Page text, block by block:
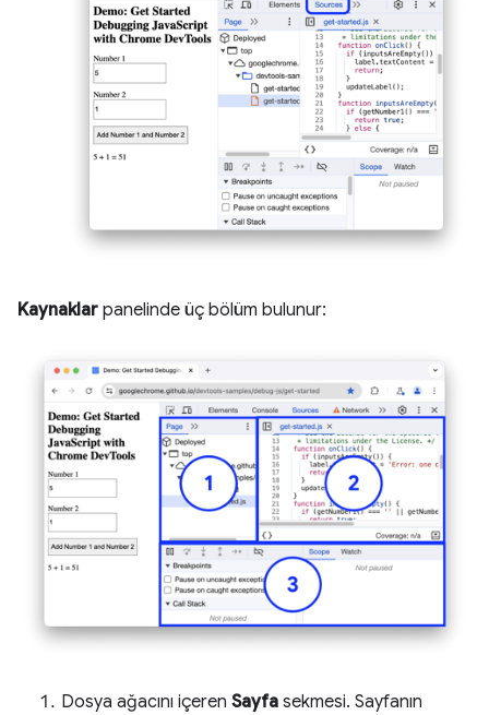
Kaynaklar panelinde üç bölüm bulunur:
Dosya ağacını içeren Sayfa sekmesi. Sayfanın